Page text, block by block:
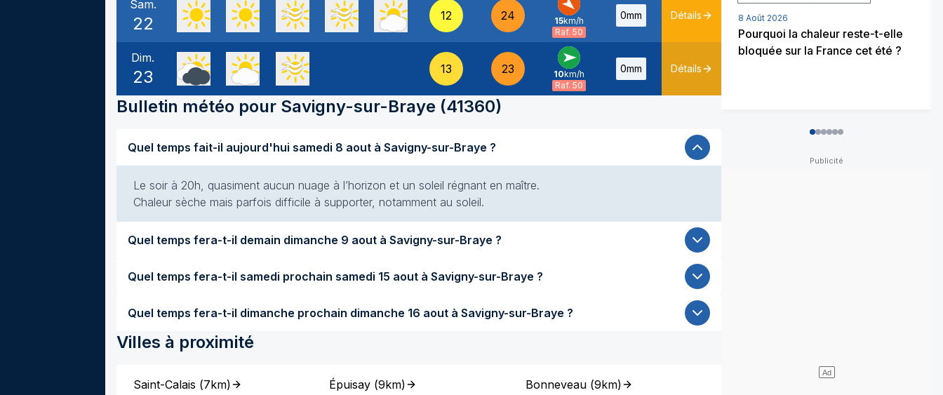
Sam.
22 12 24
NO -
15km/h
Raf. 50
0mm Détails
Dim.
23 13 23
O -
10km/h
Raf. 50
0mm Détails
Bulletin météo pour Savigny-sur-Braye (41360)
Quel temps fait-il aujourd'hui samedi 8 aout à Savigny-sur-Braye ?
Le soir à 20h, quasiment aucun nuage à l’horizon et un soleil régnant en maître.
Chaleur sèche mais parfois difficile à supporter, notamment au soleil.
Quel temps fera-t-il demain dimanche 9 aout à Savigny-sur-Braye ?
Quel temps fera-t-il samedi prochain samedi 15 aout à Savigny-sur-Braye ?
Quel temps fera-t-il dimanche prochain dimanche 16 aout à Savigny-sur-Braye ?
Villes à proximité
Saint-Calais (7km)
Épuisay (9km)
Bonneveau(9km)
8 Août 2026
Pourquoi la chaleur reste-t-elle
bloquée sur la France cet été ?